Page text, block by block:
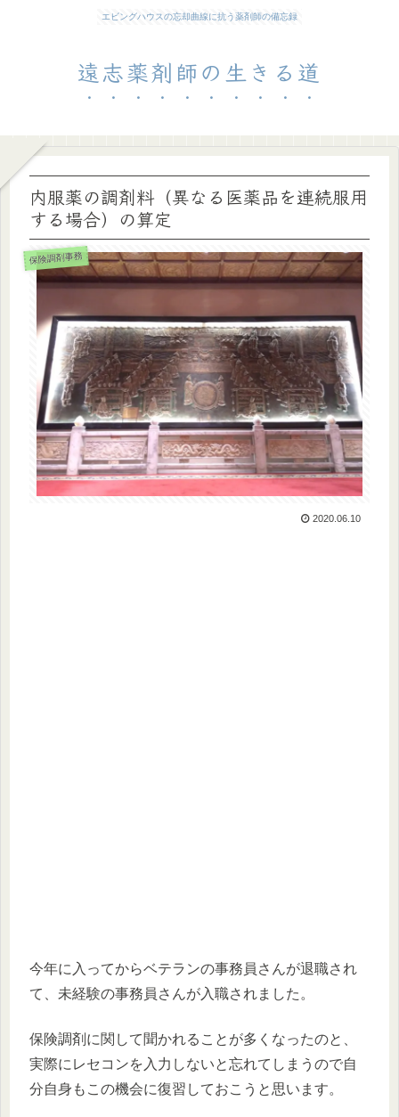
エビングハウスの忘却曲線に抗う薬剤師の備忘録
遠志薬剤師の生きる道
内服薬の調剤料（異なる医薬品を連続服用
する場合）の算定
保険調剤事務
2020.06.10
今年に入ってからベテランの事務員さんが退職され
て、未経験の事務員さんが入職されました。
保険調剤に関して聞かれることが多くなったのと、
実際にレセコンを入力しないと忘れてしまうので自
分自身もこの機会に復習しておこうと思います。